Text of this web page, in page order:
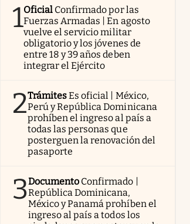
1Oficial Confirmado por las
Fuerzas Armadas | En agosto
vuelve el servicio militar
obligatorio y los jóvenes de
entre 18 y 39 años deben
integrar el Ejército
2TrámitesEs oficial | México,
Perú y República Dominicana
prohíben el ingreso al país a
todas las personas que
posterguen la renovación del
pasaporte
3Documento Confirmado |
República Dominicana,
México y Panamá prohíben el
ingreso al país a todos los